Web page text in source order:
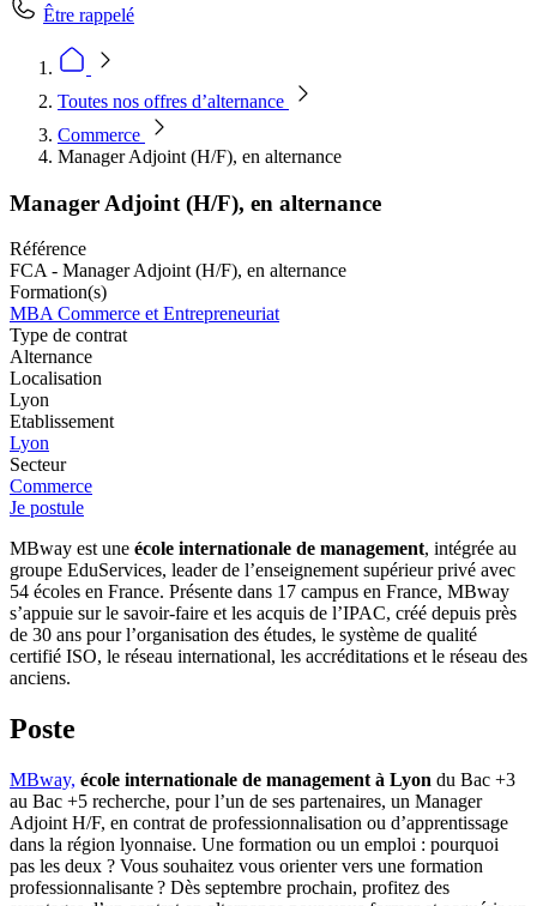
Être rappelé
Toutes nos offres d’alternance
Commerce
Manager Adjoint (H/F), en alternance
Manager Adjoint (H/F), en alternance
Référence
FCA - Manager Adjoint (H/F), en alternance
Formation(s)
MBA Commerce et Entrepreneuriat
Type de contrat
Alternance
Localisation
Lyon
Etablissement
Lyon
Secteur
Commerce
Je postule
MBway est une école internationale de management, intégrée au
groupe EduServices, leader de l’enseignement supérieur privé avec
54 écoles en France. Présente dans 17 campus en France, MBway
s’appuie sur le savoir-faire et les acquis de l’IPAC, créé depuis près
de 30 ans pour l’organisation des études, le système de qualité
certifié ISO, le réseau international, les accréditations et le réseau des
anciens.
Poste
MBway, école internationale de management à Lyon du Bac +3
au Bac +5 recherche, pour l’un de ses partenaires, un Manager
Adjoint H/F, en contrat de professionnalisation ou d’apprentissage
dans la région lyonnaise. Une formation ou un emploi : pourquoi
pas les deux ? Vous souhaitez vous orienter vers une formation
professionnalisante ? Dès septembre prochain, profitez des